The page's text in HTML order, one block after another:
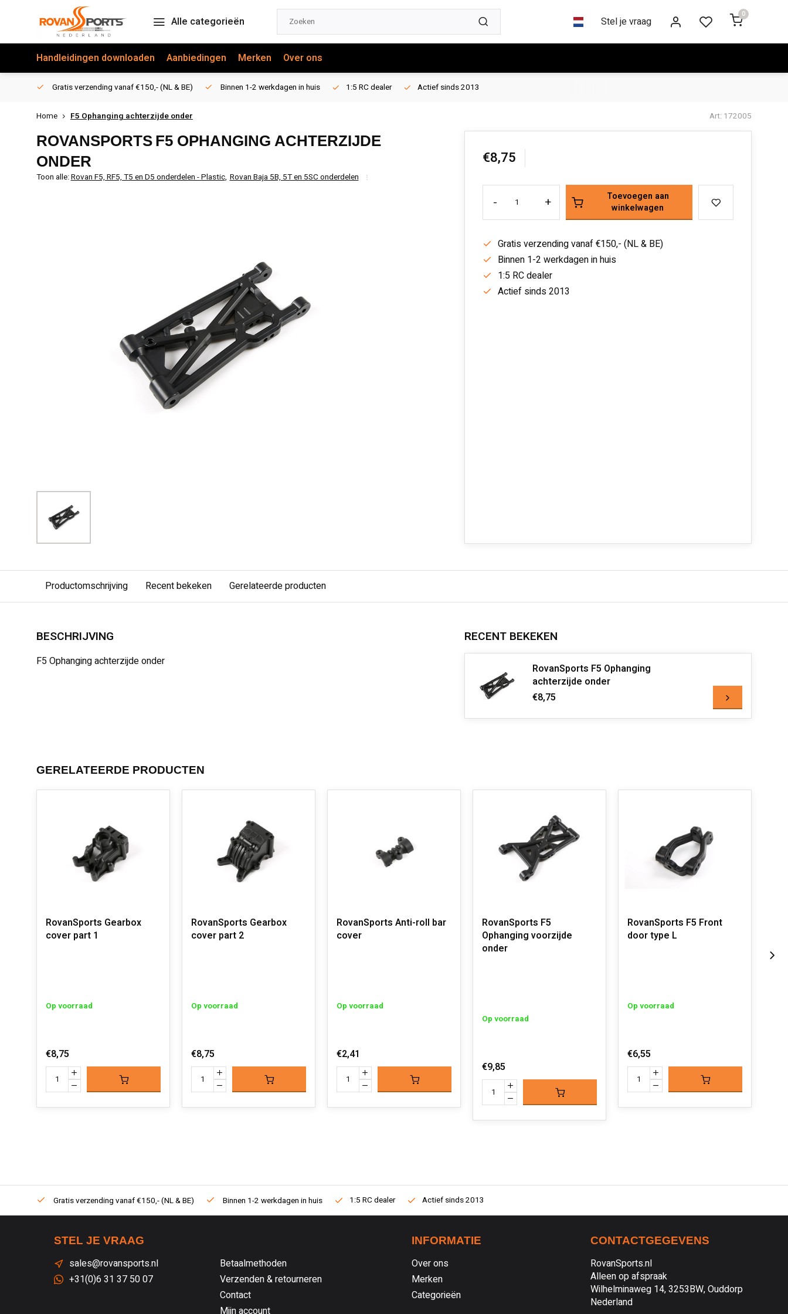
Alle categorieën Stel je vraag
0
Handleidingen downloaden Aanbiedingen Merken Over ons
Gratis verzending vanaf €150,- (NL & BE) Binnen 1-2 werkdagen in huis 1:5 RC dealer Actief sinds 2013
Home F5 Ophanging achterzijde onder Art: 172005
ROVANSPORTS F5 OPHANGING ACHTERZIJDE
ONDER
Toon alle:Rovan F5, RF5, T5 en D5 onderdelen - Plastic, Rovan Baja 5B, 5T en 5SC onderdelen
€8,75
- +
Toevoegen aan
winkelwagen
Gratis verzending vanaf €150,- (NL & BE)
Binnen 1-2 werkdagen in huis
1:5 RC dealer
Actief sinds 2013
Productomschrijving Recent bekeken Gerelateerde producten
BESCHRIJVING
F5 Ophanging achterzijde onder
RECENT BEKEKEN
RovanSports F5 Ophanging
achterzijde onder
€8,75
GERELATEERDE PRODUCTEN
RovanSports Gearbox
cover part 1
Op voorraad
€8,75
RovanSports Gearbox
cover part 2
Op voorraad
€8,75
RovanSports Anti-roll bar
cover
Op voorraad
€2,41
RovanSports F5
Ophanging voorzijde
onder
Op voorraad
€9,85
RovanSports F5 Front
door type L
Op voorraad
€6,55
Gratis verzending vanaf €150,- (NL & BE) Binnen 1-2 werkdagen in huis 1:5 RC dealer Actief sinds 2013
STEL JE VRAAG
sales@rovansports.nl
+31(0)6 31 37 50 07
Betaalmethoden
Verzenden & retourneren
Contact
Mijn account
INFORMATIE
Over ons
Merken
Categorieën
CONTACTGEGEVENS
RovanSports.nl
Alleen op afspraak
Wilhelminaweg 14, 3253BW, Ouddorp
Nederland